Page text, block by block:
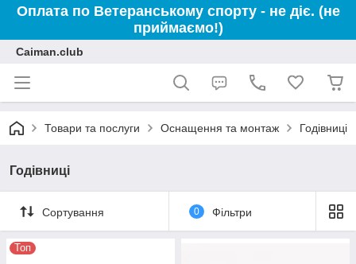
Оплата по Ветеранському спорту - не діє. (не
приймаємо!)
Caiman.club
Товари та послуги Оснащення та монтаж Годівниці
Годівниці
Сортування 0 Фільтри
Топ